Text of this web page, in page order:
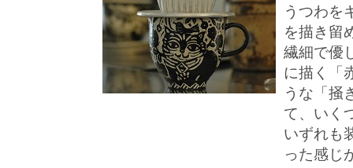
うつわを
を描き留
繊細で優
に描く「
うな「掻
て、いく
いずれも
った感じ